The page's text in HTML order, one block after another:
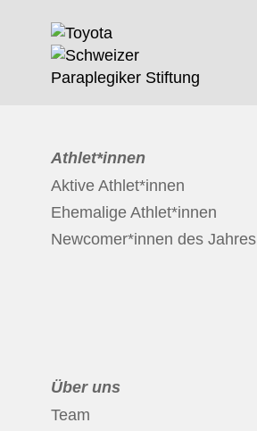
Athlet*innen
Aktive Athlet*innen
Ehemalige Athlet*innen
Newcomer*innen des Jahres
Über uns
Team